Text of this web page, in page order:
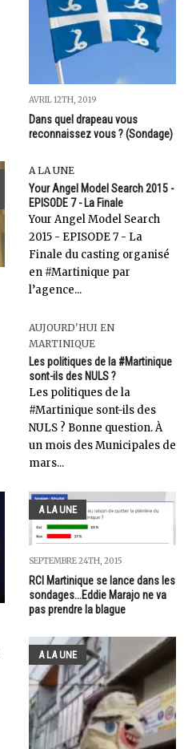
AVRIL 12TH, 2019
Dans quel drapeau vous
reconnaissez vous ? (Sondage)
A LA UNE
Your Angel Model Search 2015 -
EPISODE 7 - La Finale
Your Angel Model Search
2015 - EPISODE 7 - La
Finale du casting organisé
en #Martinique par
l’agence...
AUJOURD'HUI EN
MARTINIQUE
Les politiques de la #Martinique
sont-ils des NULS ?
Les politiques de la
#Martinique sont-ils des
NULS ? Bonne question. À
un mois des Municipales de
mars...
A LA UNE
SEPTEMBRE 24TH, 2015
RCI Martinique se lance dans les
sondages...Eddie Marajo ne va
pas prendre la blague
A LA UNE